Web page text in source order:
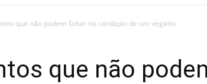
que não podem faltar no cardápio de um vegano
que não